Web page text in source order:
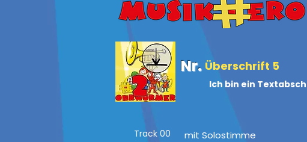
Nr. Überschrift 5
Ich bin ein
Track 00 mit Solostimme